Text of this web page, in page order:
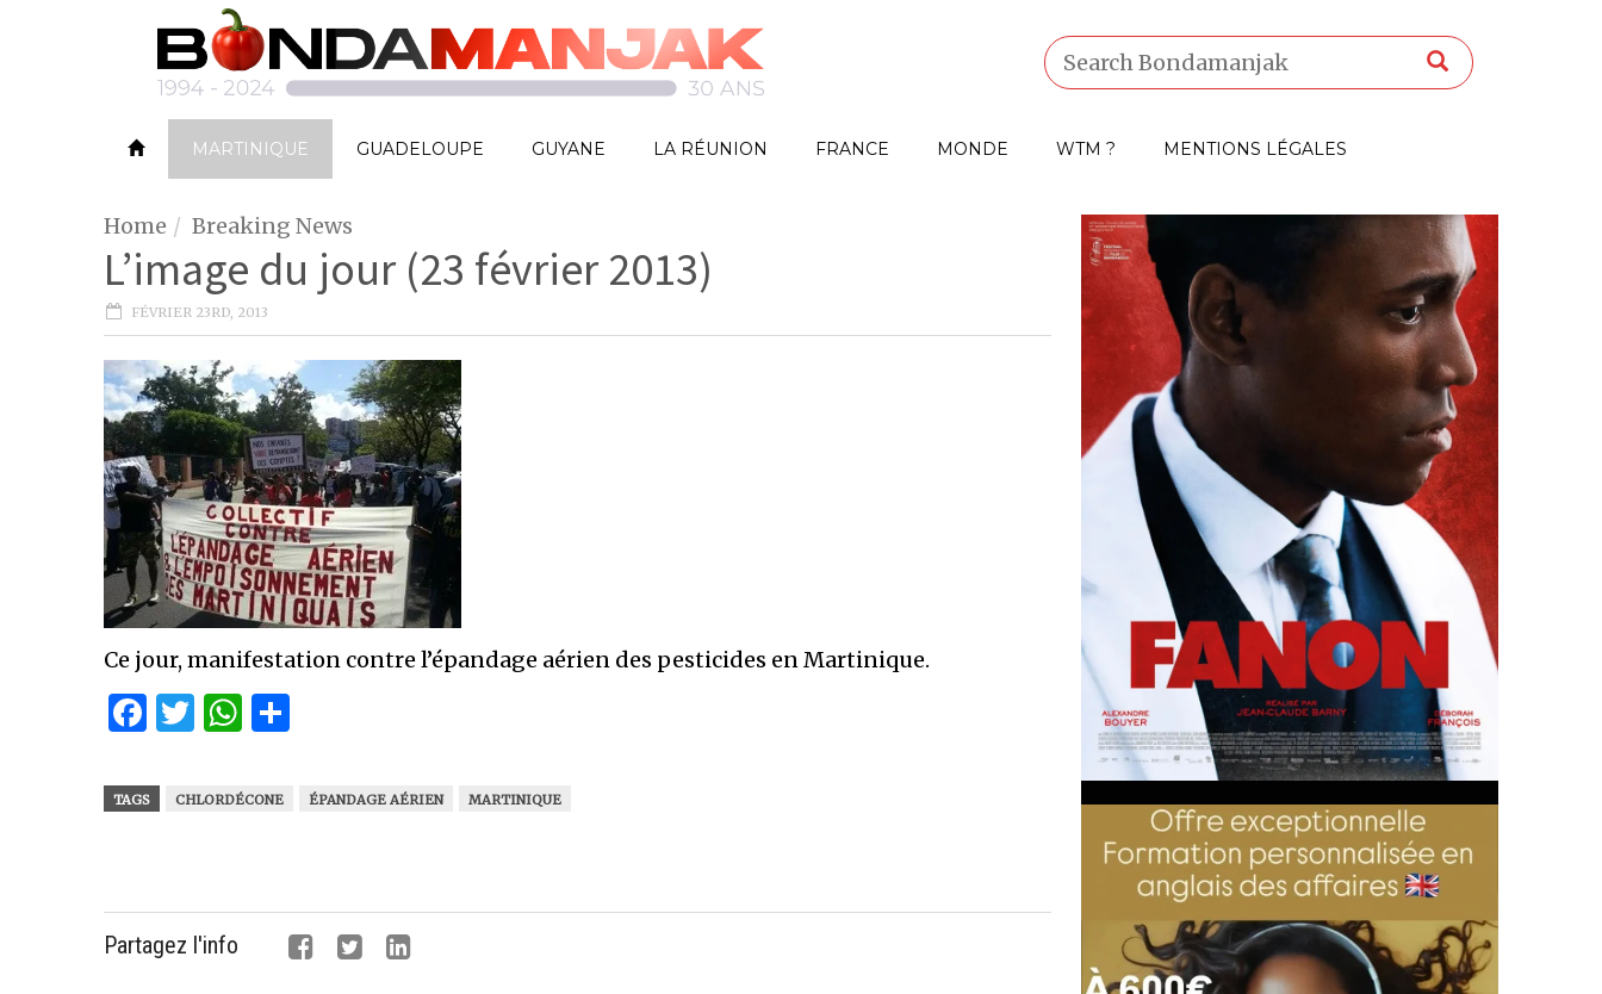
MARTINIQUE GUADELOUPE GUYANE LA RÉUNION FRANCE MONDE WTM ? MENTIONS LÉGALES
Home Breaking News
L’image du jour (23 février 2013)
FÉVRIER 23RD, 2013
Ce jour, manifestation contre l’épandage aérien des pesticides en Martinique.
Facebook
Twitter
WhatsApp
TAGS CHLORDÉCONE ÉPANDAGE AÉRIEN MARTINIQUE
Partagez l'info